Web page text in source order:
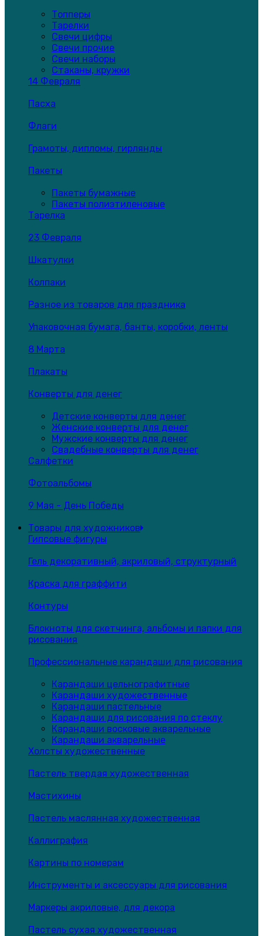
Топперы
Тарелки
Свечи цифры
Свечи прочие
Свечи наборы
Стаканы, кружки
14 Февраля
Пасха
Флаги
Грамоты, дипломы, гирлянды
Пакеты
Пакеты бумажные
Пакеты полиэтиленовые
Тарелка
23 Февраля
Шкатулки
Колпаки
Разное из товаров для праздника
Упаковочная бумага, банты, коробки, ленты
8 Марта
Плакаты
Конверты для денег
Детские конверты для денег
Женские конверты для денег
Мужские конверты для денег
Свадебные конверты для денег
Салфетки
Фотоальбомы
9 Мая - День Победы
Товары для художников
Гипсовые фигуры
Гель декоративный, акриловый, структурный
Краска для граффити
Контуры
Блокноты для скетчинга, альбомы и папки для
рисования
Профессиональные карандаши для рисования
Карандаши цельнографитные
Карандаши художественные
Карандаши пастельные
Карандаши для рисования по стеклу
Карандаши восковые акварельные
Карандаши акварельные
Холсты художественные
Пастель твердая художественная
Мастихины
Пастель маслянная художественная
Каллиграфия
Картины по номерам
Инструменты и аксессуары для рисования
Маркеры акриловые, для декора
Пастель сухая художественная